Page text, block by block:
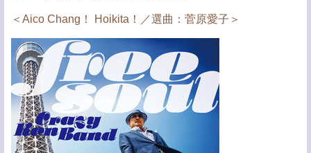
＜Aico Chang！ Hoikita！／選曲：菅原愛子＞